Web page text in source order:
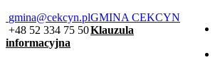
gmina@cekcyn.pl
+48 52 334 75 50
GMINA CEKCYN
Klauzula
informacyjna